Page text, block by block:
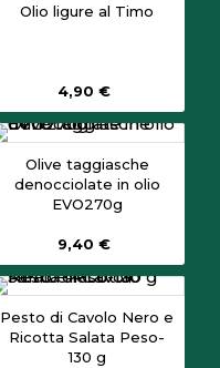
Olio ligure al Timo
4,90 €
Olive taggiasche
denocciolate in olio
EVO270g
9,40 €
Pesto di Cavolo Nero e
Ricotta Salata Peso-
130 g